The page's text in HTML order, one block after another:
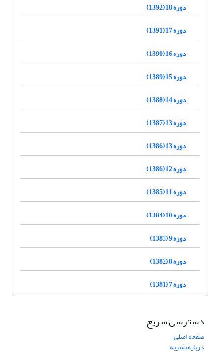
دوره 18 (1392)
دوره 17 (1391)
دوره 16 (1390)
دوره 15 (1389)
دوره 14 (1388)
دوره 13 (1387)
دوره 13 (1386)
دوره 12 (1386)
دوره 11 (1385)
دوره 10 (1384)
دوره 9 (1383)
دوره 8 (1382)
دوره 7 (1381)
دسترسی سریع
صفحه اصلی
درباره نشریه